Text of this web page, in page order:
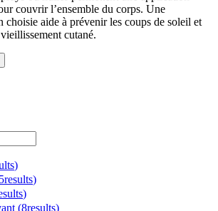
couvrir l’ensemble du corps. Une
choisie aide à prévenir les coups de soleil et
cutané.
)
results)
)
(8results)